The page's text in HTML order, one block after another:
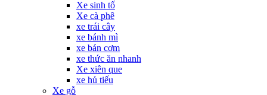
Xe sinh tố
Xe cà phê
xe trái cây
xe bánh mì
xe bán cơm
xe thức ăn nhanh
Xe xiên que
xe hủ tiếu
Xe gỗ